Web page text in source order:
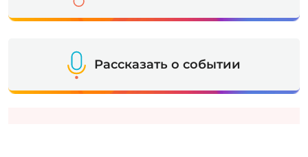
Рассказать о событии